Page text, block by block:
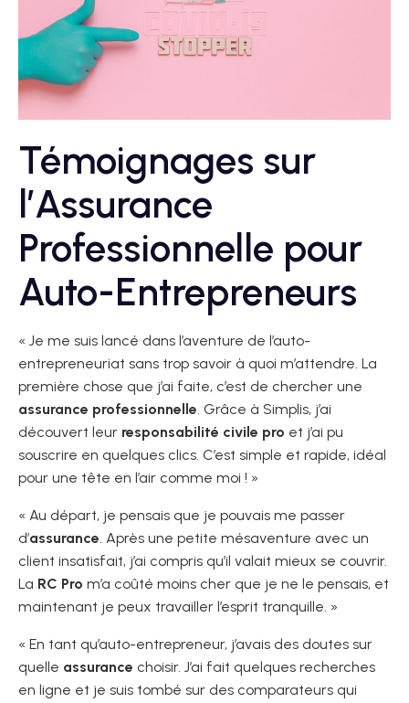
Témoignages sur
l’Assurance
Professionnelle pour
Auto-Entrepreneurs
« Je me suis lancé dans l’aventure de l’auto-
entrepreneuriat sans trop savoir à quoi m’attendre. La
première chose que j’ai faite, c’est de chercher une
assurance professionnelle. Grâce à Simplis, j’ai
découvert leur responsabilité civile pro et j’ai pu
souscrire en quelques clics. C’est simple et rapide, idéal
pour une tête en l’air comme moi ! »
« Au départ, je pensais que je pouvais me passer
d’assurance. Après une petite mésaventure avec un
client insatisfait, j’ai compris qu’il valait mieux se couvrir.
La RC Pro m’a coûté moins cher que je ne le pensais, et
maintenant je peux travailler l’esprit tranquille. »
« En tant qu’auto-entrepreneur, j’avais des doutes sur
quelle assurance choisir. J’ai fait quelques recherches
en ligne et je suis tombé sur des comparateurs qui